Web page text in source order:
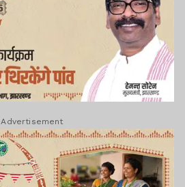
Advertisement